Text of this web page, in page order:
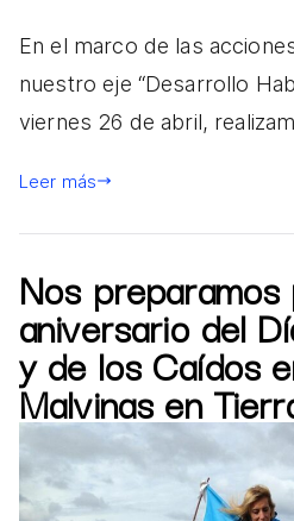
En el marco de las
nuestro eje “Desarrollo
viernes 26 de abril,
Leer más
Nos
aniversario del
y de los Caídos
Malvinas en